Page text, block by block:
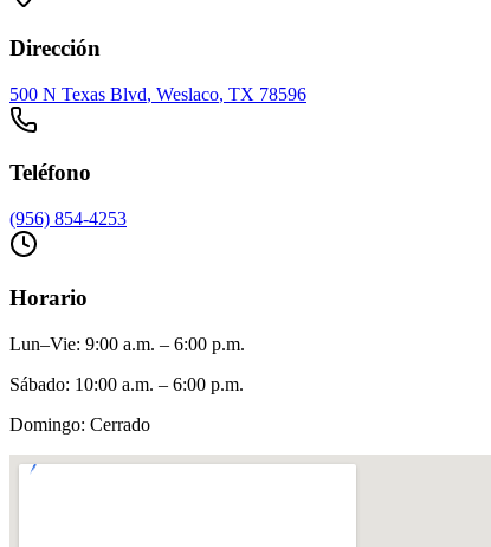
Dirección
500 N Texas Blvd, Weslaco, TX 78596
Teléfono
(956) 854-4253
Horario
Lun–Vie: 9:00 a.m. – 6:00 p.m.
Sábado: 10:00 a.m. – 6:00 p.m.
Domingo: Cerrado